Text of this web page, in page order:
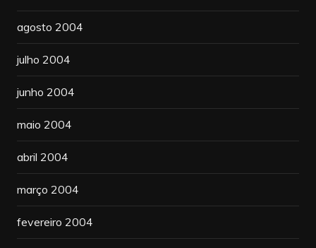
agosto 2004
julho 2004
junho 2004
maio 2004
abril 2004
março 2004
fevereiro 2004